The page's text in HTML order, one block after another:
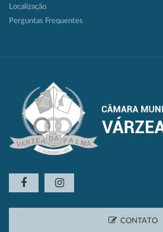
Localização
Perguntas Frequentes
CONTATO